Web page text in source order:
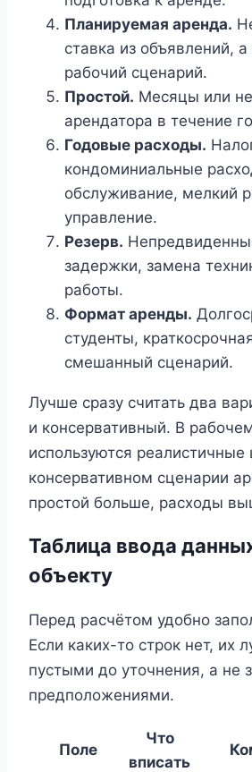
Планируемая аренда.
ставка из объявлений,
рабочий сценарий.
Простой. Месяцы или
арендатора в течение
Годовые расходы.
кондоминиальные
обслуживание, мелкий
управление.
Резерв.
задержки, замена
работы.
Формат аренды.
студенты,
смешанный сценарий.
Лучше сразу считать два
и консервативный. В
используются
консервативном сценарии
простой больше, расходы
Таблица ввода
объекту
Перед расчётом удобно
Если каких-то строк нет, их
пустыми до уточнения, а не
предположениями.
Поле
Что
вписать